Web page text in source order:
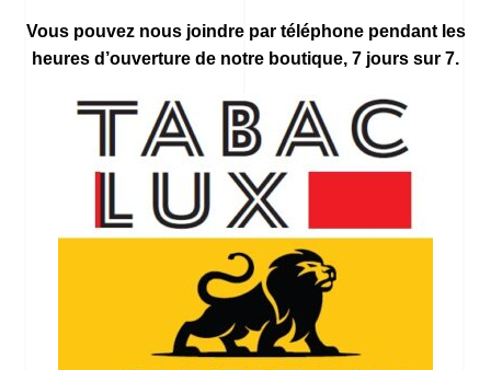
Vous pouvez nous joindre par téléphone pendant les
heures d’ouverture de notre boutique, 7 jours sur 7.